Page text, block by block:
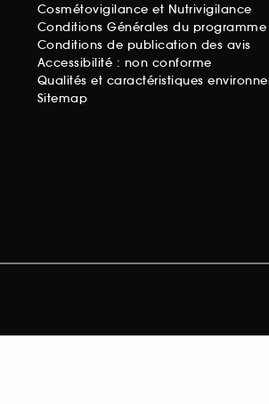
Cosmétovigilance et Nutrivigilance
Conditions Générales du
Conditions de publication des avis
Accessibilité : non conforme
Qualités et caractéristiques
Sitemap